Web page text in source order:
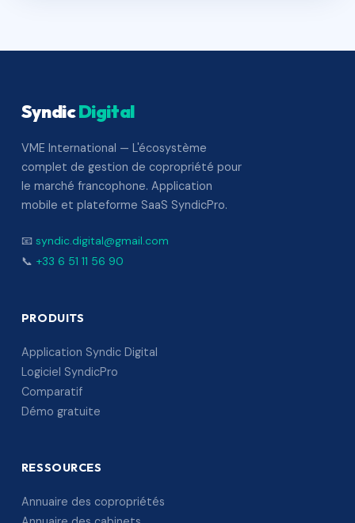
SyndicDigital
VME International — L'écosystème
complet de gestion de copropriété pour
le marché francophone. Application
mobile et plateforme SaaS SyndicPro.
📧 syndic.digital@gmail.com
📞 +33 6 51 11 56 90
PRODUITS
Application Syndic Digital
Logiciel SyndicPro
Comparatif
Démo gratuite
RESSOURCES
Annuaire des copropriétés